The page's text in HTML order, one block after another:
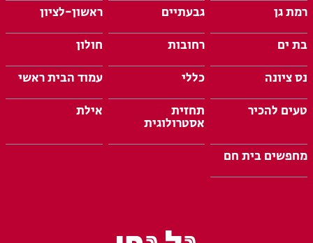
רמת גן
גבעתיים
ראשון-לציון
בת ים
רחובות
חולון
נס ציונה
כללי
עמוד הבית ראשי
טעים להכיר
תחזית
אסטרולוגית
אילת
מחפשים בית חם